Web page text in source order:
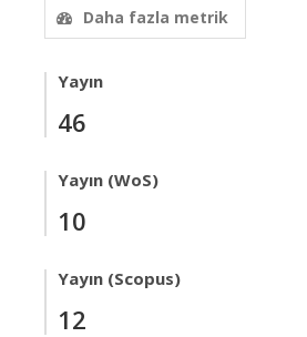
Daha fazla metrik
Yayın
46
Yayın (WoS)
10
Yayın (Scopus)
12